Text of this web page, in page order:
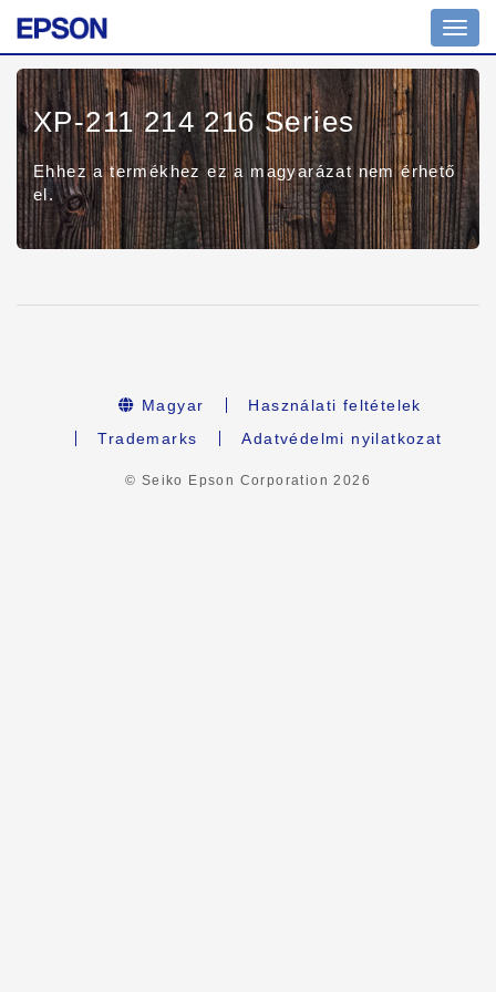
XP-211 214 216 Series
Ehhez a termékhez ez a magyarázat nem érhető
el.
Magyar
Használati feltételek
Trademarks
Adatvédelmi nyilatkozat
© Seiko Epson Corporation2026